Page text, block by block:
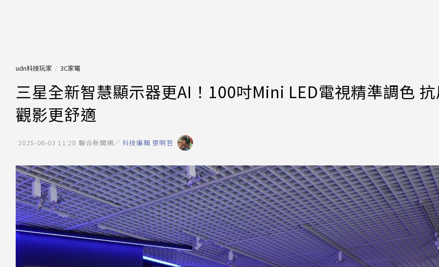
udn科技玩家 3C家電
三星全新智慧顯示器更AI！100吋Mini LED電視精準調色
觀影更舒適
2025-06-03 11:28 聯合新聞網／ 科技編輯 張明哲